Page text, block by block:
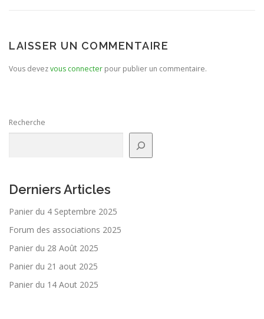
LAISSER UN COMMENTAIRE
Vous devezvous connecter pour publier un commentaire.
Recherche
Derniers Articles
Panier du 4 Septembre 2025
Forum des associations 2025
Panier du 28 Août 2025
Panier du 21 aout 2025
Panier du 14 Aout 2025